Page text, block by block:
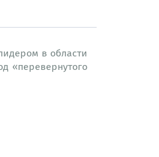
в области
«перевернутого